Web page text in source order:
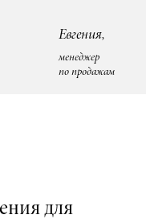
Евгения,
менеджер
по продажам
для